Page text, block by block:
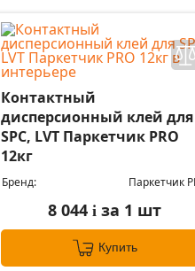
Контактный
дисперсионный клей для
SPC, LVT Паркетчик PRO
12кг
Бренд: Паркетчик
8 044i за 1 шт
Купить